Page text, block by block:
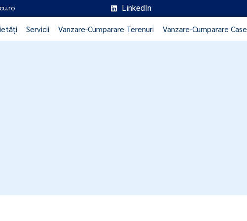
LinkedIn
Servicii Vanzare-Cumparare Terenuri Vanzare-Cumparare Case